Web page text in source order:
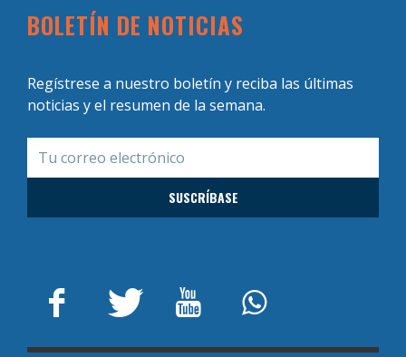
BOLETÍN DE NOTICIAS
Regístrese a nuestro boletín y reciba las últimas
noticias y el resumen de la semana.